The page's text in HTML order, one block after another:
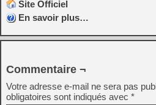
Site Officiel
En savoir plus…
Commentaire ¬
Votre adresse e-mail ne sera pas
obligatoires sont indiqués avec *